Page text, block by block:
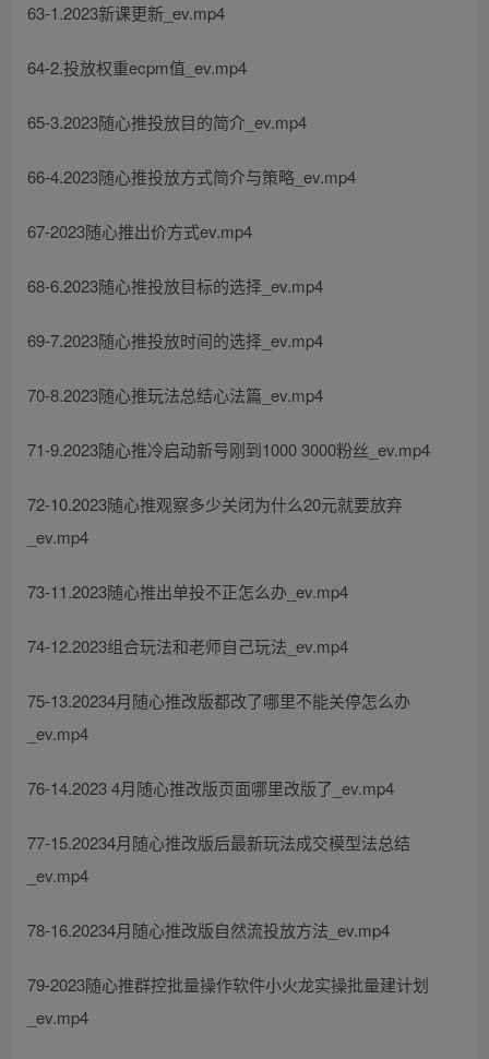
63-1.2023新课更新_ev.mp4
64-2.投放权重ecpm值_ev.mp4
65-3.2023随心推投放目的简介_ev.mp4
66-4.2023随心推投放方式简介与策略_ev.mp4
67-2023随心推出价方式ev.mp4
68-6.2023随心推投放目标的选择_ev.mp4
69-7.2023随心推投放时间的选择_ev.mp4
70-8.2023随心推玩法总结心法篇_ev.mp4
71-9.2023随心推冷启动新号刚到1000 3000粉丝_ev.mp4
72-10.2023随心推观察多少关闭为什么20元就要放弃
_ev.mp4
73-11.2023随心推出单投不正怎么办_ev.mp4
74-12.2023组合玩法和老师自己玩法_ev.mp4
75-13.20234月随心推改版都改了哪里不能关停怎么办
_ev.mp4
76-14.2023 4月随心推改版页面哪里改版了_ev.mp4
77-15.20234月随心推改版后最新玩法成交模型法总结
_ev.mp4
78-16.20234月随心推改版自然流投放方法_ev.mp4
79-2023随心推群控批量操作软件小火龙实操批量建计划
_ev.mp4